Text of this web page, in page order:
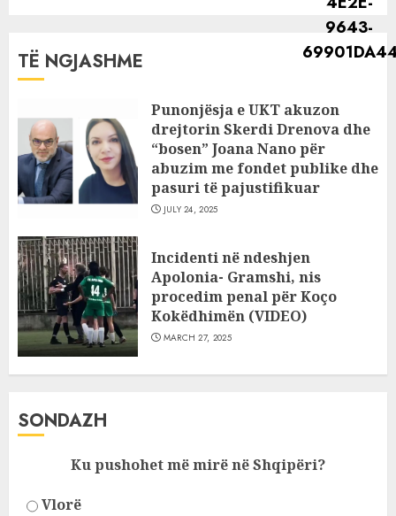
TË NGJASHME
Punonjësja e UKT akuzon
drejtorin Skerdi Drenova dhe
“bosen” Joana Nano për
abuzim me fondet publike dhe
pasuri të pajustifikuar
JULY 24, 2025
Incidenti në ndeshjen
Apolonia- Gramshi, nis
procedim penal për Koço
Kokëdhimën (VIDEO)
MARCH 27, 2025
SONDAZH
Ku pushohet më mirë në Shqipëri?
Vlorë